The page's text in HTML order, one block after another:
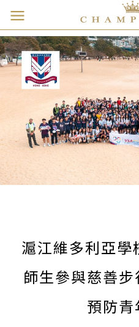
滬江維多利亞
師生參與慈善
預防青